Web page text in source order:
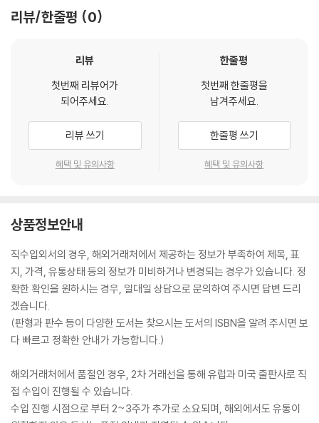
es in the old graveyard and drift across the city like smoke . . .'
incredible follow-up to The God of Small Things. We meet Anj
elhi graveyard and gathers around her the lost, the broken and
the cast out. We meet Tilo, an architect, who, although she is l
oved by three men, lives in a 'country of her own skin'. When Ti
lo claims an abandoned baby as her own, her destiny and that
of Anjum become entangled as a tale that sweeps across the
as remarkable as her first' Financial Times
'The book filled me with awe. Propulsive, playful, gorgeous' N
ew York Times Book Review
'The unmissable literary read of the summer. With its insights i
nto human nature, its memorable characters and its luscious p
rose, Ministry is well worth the wait' Time
'Staggeringly beautiful - a fierce, fabulously disobedient nove
l. Roy is writing at the height of her powers. Urgent, intimate e
cstatic' Boston Globe
리뷰/한줄평 0
리뷰
첫번째 리뷰어가
되어주세요.
리뷰 쓰기
혜택 및 유의사항
한줄평
첫번째 한줄평을
남겨주세요.
한줄평 쓰기
혜택 및 유의사항
상품정보안내
직수입외서의 경우, 해외거래처에서 제공하는 정보가 부족하여 제목, 표
지, 가격, 유통상태 등의 정보가 미비하거나 변경되는 경우가 있습니다. 정
확한 확인을 원하시는 경우, 일대일 상담으로 문의하여 주시면 답변 드리
겠습니다.
(판형과 판수 등이 다양한 도서는 찾으시는 도서의 ISBN을 알려 주시면 보
다 빠르고 정확한 안내가 가능합니다.)
해외거래처에서 품절인 경우, 2차 거래선을 통해 유럽과 미국 출판사로 직
접 수입이 진행될 수 있습니다.
수입 진행 시점으로 부터 2~3주가 추가로 소요되며, 해외에서도 유통이